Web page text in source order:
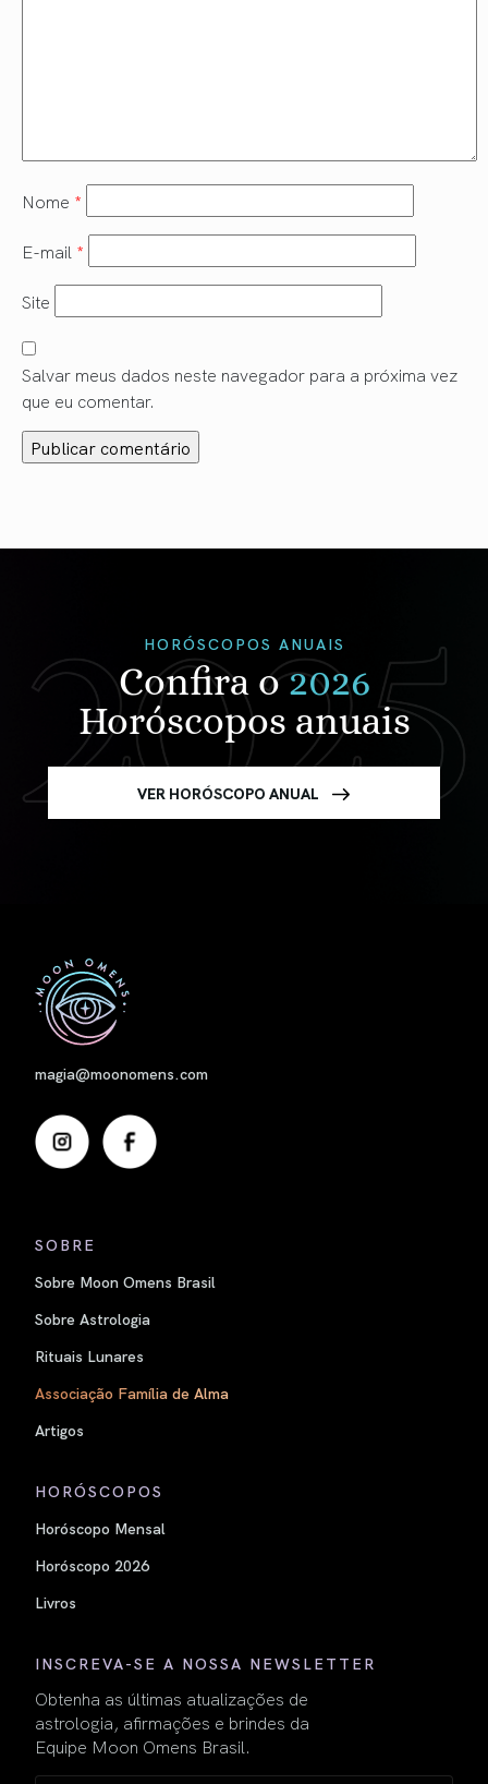
Nome *
E-mail *
Site
Salvar meus dados neste navegador para a próxima vez
que eu comentar.
HORÓSCOPOS ANUAIS
Confira o2026
Horóscopos anuais
VER HORÓSCOPO ANUAL
magia@moonomens.com
SOBRE
Sobre Moon Omens Brasil
Sobre Astrologia
Rituais Lunares
Associação Família de Alma
Artigos
HORÓSCOPOS
Horóscopo Mensal
Horóscopo 2026
Livros
INSCREVA-SE A NOSSA NEWSLETTER
Obtenha as últimas atualizações de
astrologia, afirmações e brindes da
Equipe Moon Omens Brasil.
Nome